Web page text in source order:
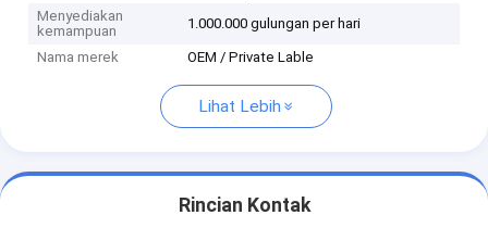
Menyediakan
kemampuan
1.000.000 gulungan per hari
Nama merek OEM / Private Lable
Lihat Lebih
Rincian Kontak